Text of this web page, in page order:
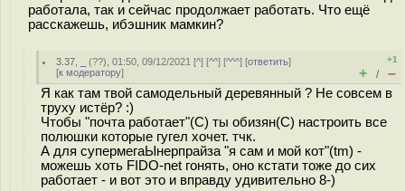
работала, так и сейчас продолжает работать. Что ещё
расскажешь, ибэшник мамкин?
3.37 (??), 01:50, 09/12/2021 [^] [^^] [^^^] [ответить]
[к модератору]
+1
+ / –
Я как там твой самодельный деревянный ? Не совсем в
труху истёр? :)
Чтобы "почта работает"(С) ты обизян(С) настроить все
полюшки которые гугел хочет. тчк.
А для супермегаЫнерпрайза "я сам и мой кот"(tm) -
можешь хоть FIDO-net гонять, оно кстати тоже до сих
работает - и вот это и вправду удивительно 8-)